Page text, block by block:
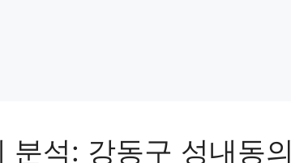
분석: 강동구 성내동의